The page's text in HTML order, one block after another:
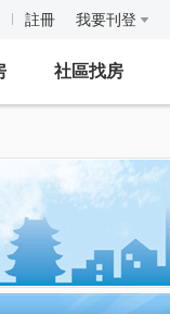
註冊 我要刊登
社區找房